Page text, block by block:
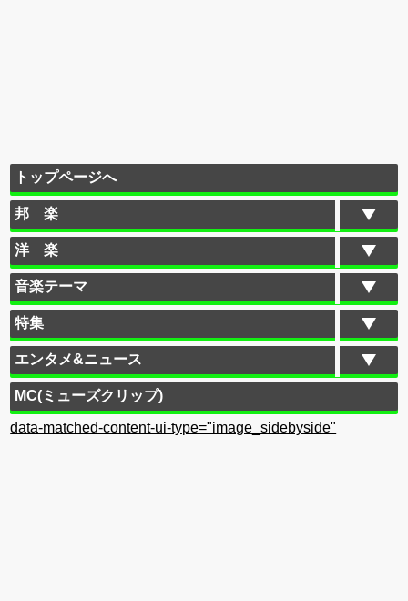
トップページへ
邦 楽
洋 楽
音楽テーマ
特集
エンタメ&ニュース
MC(ミューズクリップ)
data-matched-content-ui-type="image_sidebyside"